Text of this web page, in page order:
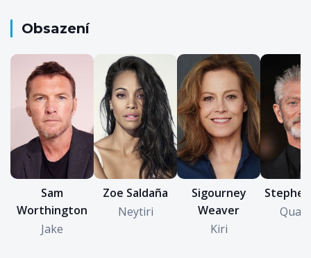
Obsazení
Sam
Worthington
Jake
Zoe Saldaña
Neytiri
Sigourney
Weaver
Kiri